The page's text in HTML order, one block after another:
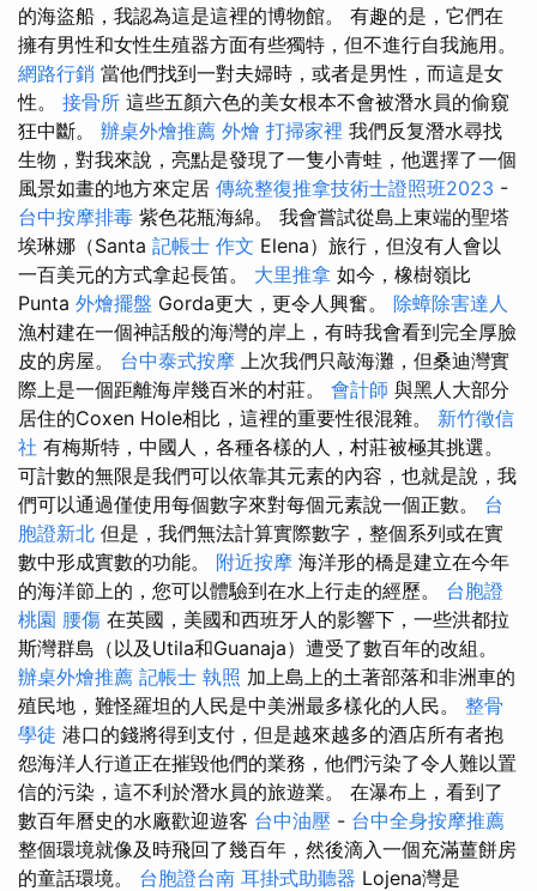
的海盜船，我認為這是這裡的博物館。 有趣的是，它們在
擁有男性和女性生殖器方面有些獨特，但不進行自我施用。
網路行銷 當他們找到一對夫婦時，或者是男性，而這是女
性。 接骨所 這些五顏六色的美女根本不會被潛水員的偷窺
狂中斷。 辦桌外燴推薦 外燴 打掃家裡 我們反复潛水尋找
生物，對我來說，亮點是發現了一隻小青蛙，他選擇了一個
風景如畫的地方來定居 傳統整復推拿技術士證照班2023 -
台中按摩排毒 紫色花瓶海綿。 我會嘗試從島上東端的聖塔
埃琳娜（Santa 記帳士 作文 Elena）旅行，但沒有人會以
一百美元的方式拿起長笛。 大里推拿 如今，橡樹嶺比
Punta 外燴擺盤 Gorda更大，更令人興奮。 除蟑除害達人
漁村建在一個神話般的海灣的岸上，有時我會看到完全厚臉
皮的房屋。 台中泰式按摩 上次我們只敲海灘，但桑迪灣實
際上是一個距離海岸幾百米的村莊。 會計師 與黑人大部分
居住的Coxen Hole相比，這裡的重要性很混雜。 新竹徵信
社 有梅斯特，中國人，各種各樣的人，村莊被極其挑選。
可計數的無限是我們可以依靠其元素的內容，也就是說，我
們可以通過僅使用每個數字來對每個元素說一個正數。 台
胞證新北 但是，我們無法計算實際數字，整個系列或在實
數中形成實數的功能。 附近按摩 海洋形的橋是建立在今年
的海洋節上的，您可以體驗到在水上行走的經歷。 台胞證
桃園 腰傷 在英國，美國和西班牙人的影響下，一些洪都拉
斯灣群島（以及Utila和Guanaja）遭受了數百年的改組。
辦桌外燴推薦 記帳士 執照 加上島上的土著部落和非洲車的
殖民地，難怪羅坦的人民是中美洲最多樣化的人民。 整骨
學徒 港口的錢將得到支付，但是越來越多的酒店所有者抱
怨海洋人行道正在摧毀他們的業務，他們污染了令人難以置
信的污染，這不利於潛水員的旅遊業。 在瀑布上，看到了
數百年曆史的水廠歡迎遊客 台中油壓 - 台中全身按摩推薦
整個環境就像及時飛回了幾百年，然後滴入一個充滿薑餅房
的童話環境。 台胞證台南 耳掛式助聽器 Lojena灣是